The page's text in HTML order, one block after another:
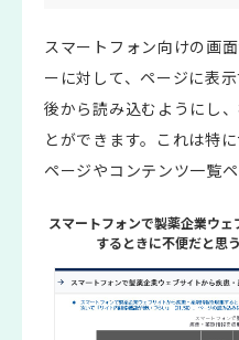
スマートフォン向けの画
ーに対して、ページに表
後から読み込むようにし
とができます。これは特
ページやコンテンツ一覧ペ
スマートフォンで製薬企業ウ
するときに不便だと思